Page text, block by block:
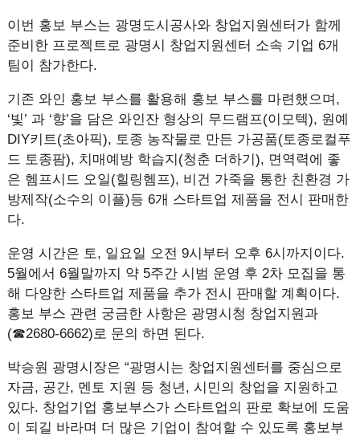
이번 홍보 부스는 광명도시공사와 창업지원센터가 함께
준비한 프로젝트로 광명시 창업지원센터 소속 기업 6개
팀이 참가한다.
기존 와인 홍보 부스를 활용해 홍보 부스를 마련했으며,
‘빛’ 과 ‘향’을 담은 와인잔 형상의 무드램프(이모텍), 원예
DIY키트(초아픽), 토종 농작물로 만든 가공품(토종로컬푸
드 토종팜), 치매예방 학습지(청춘 더하기), 면역력에 좋
은 헴프시드 오일(힐링헴프), 비건 가죽을 통한 친환경 가
방제작(소수의 이플)등 6개 스타트업 제품을 전시 판매한
다.
운영 시간은 토, 일요일 오전 9시부터 오후 6시까지이다.
5월에서 6월말까지 약 5주간 시범 운영 후 2차 모집을 통
해 다양한 스타트업 제품을 추가 전시 판매할 계획이다.
홍보 부스 관련 궁금한 사항은 광명시청 창업지원과
(☎2680-6662)로 문의 하면 된다.
박승원 광명시장은 “광명시는 창업지원센터를 중심으로
자금, 공간, 멘토 지원 등 청년, 시민의 창업을 지원하고
있다. 창업기업 홍보부스가 스타트업의 판로 확보에 도움
이 되길 바라며 더 많은 기업이 참여할 수 있도록 홍보부